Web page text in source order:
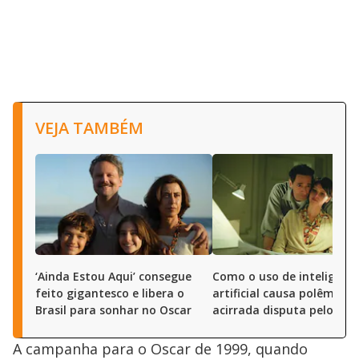
VEJA TAMBÉM
‘Ainda Estou Aqui’ consegue
feito gigantesco e libera o
Brasil para sonhar no Oscar
Como o uso de
artificial causa polêmica
acirrada disputa pelo
A campanha para o Oscar de 1999, quando